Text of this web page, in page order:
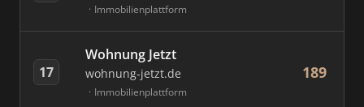
Immobilienplattform
17
Wohnung Jetzt
wohnung-jetzt.de
Immobilienplattform
189